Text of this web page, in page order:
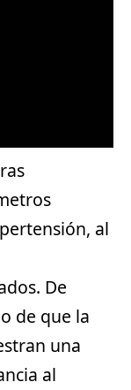
al
De
de que la
una
al